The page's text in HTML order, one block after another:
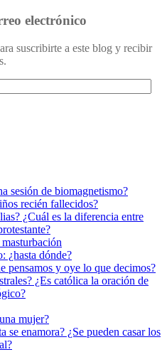
electrónico
suscribirte a este blog y recibir
sesión de biomagnetismo?
recién fallecidos?
¿Cuál es la diferencia entre
¿hasta dónde?
pensamos y oye lo que decimos?
¿Es católica la oración de
mujer?
se enamora? ¿Se pueden casar los